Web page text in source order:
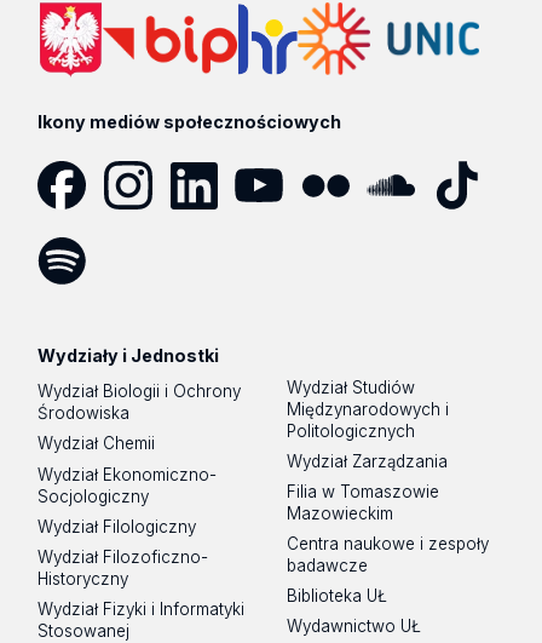
Ikony mediów społecznościowych
Wydziały i Jednostki
Wydział Biologii i Ochrony
Środowiska
Wydział Chemii
Wydział Ekonomiczno-
Socjologiczny
Wydział Filologiczny
Wydział Filozoficzno-
Historyczny
Wydział Fizyki i Informatyki
Stosowanej
Wydział Studiów
Międzynarodowych i
Politologicznych
Wydział Zarządzania
Filia w Tomaszowie
Mazowieckim
Centra naukowe i zespoły
badawcze
Biblioteka UŁ
Wydawnictwo UŁ